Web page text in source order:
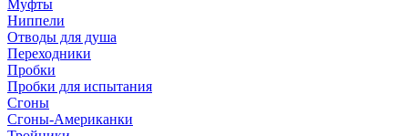
Муфты
Ниппели
Отводы для душа
Переходники
Пробки
Пробки для испытания
Сгоны
Сгоны-Американки